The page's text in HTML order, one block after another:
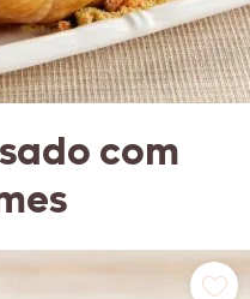
com